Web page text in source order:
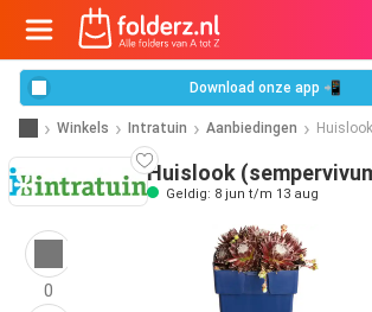
Download onze app 📲
Winkels Intratuin Aanbiedingen
Huislook
Geldig: 8 jun t/m 13 aug
0